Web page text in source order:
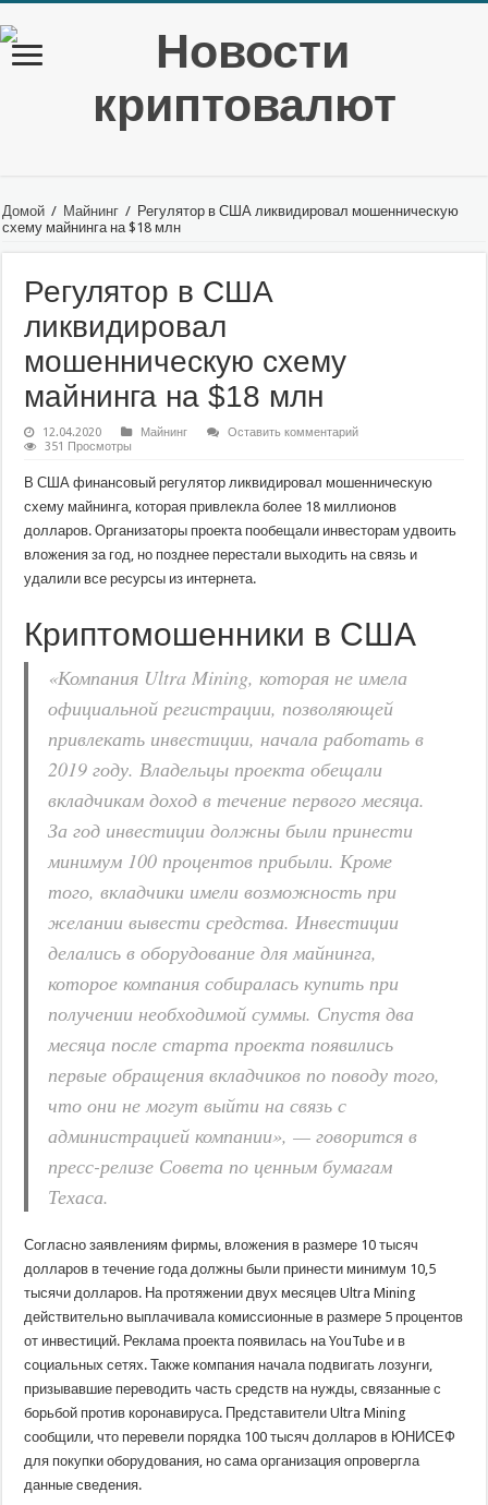
Домой / Майнинг / Регулятор в США ликвидировал мошенническую
схему майнинга на $18 млн
Регулятор в США
ликвидировал
мошенническую схему
майнинга на $18 млн
12.04.2020 Майнинг
Оставить комментарий
351 Просмотры
В США финансовый регулятор ликвидировал мошенническую
схему майнинга, которая привлекла более 18 миллионов
долларов. Организаторы проекта пообещали инвесторам удвоить
вложения за год, но позднее перестали выходить на связь и
удалили все ресурсы из интернета.
Криптомошенники в США
«Компания Ultra Mining, которая не имела
официальной регистрации, позволяющей
привлекать инвестиции, начала работать в
2019 году. Владельцы проекта обещали
вкладчикам доход в течение первого месяца.
За год инвестиции должны были принести
минимум 100 процентов прибыли. Кроме
того, вкладчики имели возможность при
желании вывести средства. Инвестиции
делались в оборудование для майнинга,
которое компания собиралась купить при
получении необходимой суммы. Спустя два
месяца после старта проекта появились
первые обращения вкладчиков по поводу того,
что они не могут выйти на связь с
администрацией компании», — говорится в
пресс-релизе Совета по ценным бумагам
Техаса.
Согласно заявлениям фирмы, вложения в размере 10 тысяч
долларов в течение года должны были принести минимум 10,5
тысячи долларов. На протяжении двух месяцев Ultra Mining
действительно выплачивала комиссионные в размере 5 процентов
от инвестиций. Реклама проекта появилась на YouTube и в
социальных сетях. Также компания начала подвигать лозунги,
призывавшие переводить часть средств на нужды, связанные с
борьбой против коронавируса. Представители Ultra Mining
сообщили, что перевели порядка 100 тысяч долларов в ЮНИСЕФ
для покупки оборудования, но сама организация опровергла
данные сведения.